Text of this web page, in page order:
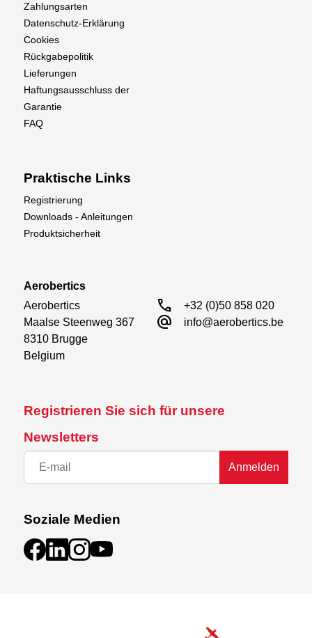
Registrieren Sie sich für unsere
Newsletters
Anmelden
Soziale Medien
Zahlungsarten
Datenschutz-Erklärung
Cookies
Rückgabepolitik
Lieferungen
Haftungsausschluss der
Garantie
FAQ
Praktische Links
Registrierung
Downloads - Anleitungen
Produktsicherheit
Aerobertics
Aerobertics
Maalse Steenweg 367
8310 Brugge
Belgium
call +32 (0)50 858 020
alternate_email info@aerobertics.be